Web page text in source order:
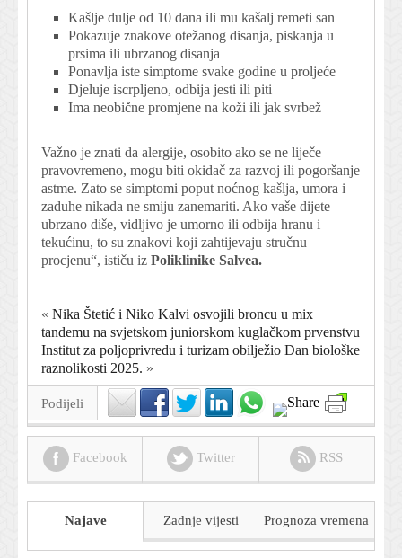
Kašlje dulje od 10 dana ili mu kašalj remeti san
Pokazuje znakove otežanog disanja, piskanja u
prsima ili ubrzanog disanja
Ponavlja iste simptome svake godine u proljeće
Djeluje iscrpljeno, odbija jesti ili piti
Ima neobične promjene na koži ili jak svrbež
Važno je znati da alergije, osobito ako se ne liječe
pravovremeno, mogu biti okidač za razvoj ili pogoršanje
astme. Zato se simptomi poput noćnog kašlja, umora i
zaduhe nikada ne smiju zanemariti. Ako vaše dijete
ubrzano diše, vidljivo je umorno ili odbija hranu i
tekućinu, to su znakovi koji zahtijevaju stručnu
procjenu“, ističu iz Poliklinike Salvea.
« Nika Štetić i Niko Kalvi osvojili broncu u mix
tandemu na svjetskom juniorskom kuglačkom prvenstvu
Institut za poljoprivredu i turizam obilježio Dan biološke
raznolikosti 2025. »
Podijeli
Facebook Twitter RSS
Najave Zadnje vijesti Prognoza vremena